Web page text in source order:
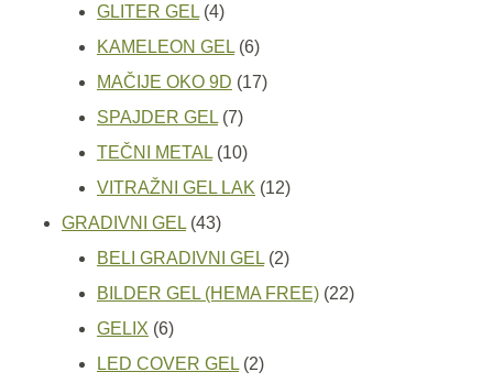
GLITER GEL 44
proizvoda
KAMELEON GEL 66
proizvoda
MAČIJE OKO 9D 1717
SPAJDER GEL 77
proizvoda
TEČNI METAL 1010
proizvoda
VITRAŽNI GEL LAK 1212
GRADIVNI GEL 4343
proizvoda
BELI GRADIVNI GEL 22
proizvoda
BILDER GEL (HEMA FREE) 2222
GELIX 66
proizvoda
LED COVER GEL 22